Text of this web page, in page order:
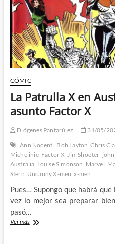
lo
que
parece
–
1º
Parte
CÓMIC
La Patrulla X en
asunto Factor X
Diógenes Pantarújez 31/05/
Ann Nocenti Bob Layton Chris
Michelinie Factor X Jim Shooter
Australia Louise Simonson Marvel
Stern Uncanny X-men x-men
Pues… Supongo que habrá
vez lo mejor sea preparar
pasó…
Ver másLa